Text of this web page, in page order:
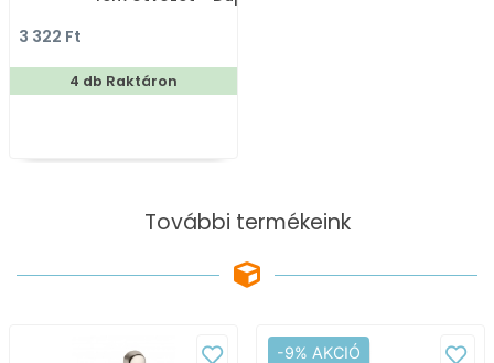
3 322 Ft
4 db Raktáron
További termékeink
-9% AKCIÓ